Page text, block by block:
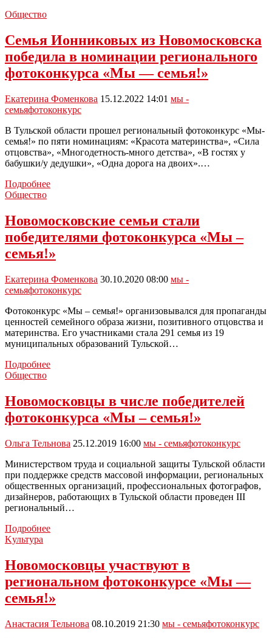
Общество
Семья Ионниковых из Новомосковска
победила в номинации регионального
фотоконкурса «Мы — семья!»
Екатерина Фоменкова 15.12.2022 14:01 мы -
семьяфотоконкурс
В Тульской области прошел региональный фотоконкурс «Мы-
семья!» по пяти номинациям: «Красота материнства», «Сила
отцовства», «Многодетность-много детства», «В гостях у
бабушки/у дедушки», «Одна дорога на двоих».…
ПодробнееСемья
победила
в
регионального
«Мы
—
Общество
Новомосковские семьи стали
победителями фотоконкурса «Мы –
семья!»
Екатерина Фоменкова 30.10.2020 08:00 мы -
семьяфотоконкурс
Фотоконкурс «Мы – семья!» организовывался для пропаганды
ценностей семейного образа жизни, позитивного отцовства и
материнства. Его участниками стала 291 семья из 19
муниципальных образований Тульской…
ПодробнееНовомосковские
фотоконкурса
«Мы
семья!»
Общество
Новомосковцы в числе победителей
фотоконкурса «Мы – семья!»
Ольга Тельнова 25.12.2019 16:00 мы - семьяфотоконкурс
Министерством труда и социальной защиты Тульской области
при поддержке средств массовой информации, региональных
общественных организаций, профессиональных фотографов,
дизайнеров, работающих в Тульской области проведен III
региональный…
ПодробнееНовомосковцы
фотоконкурса
«Мы
семья!»
Kультура
Новомосковцы участвуют в
региональном фотоконкурсе «Мы —
семья!»
Анастасия Тельнова 08.10.2019 21:30 мы - семьяфотоконкурс